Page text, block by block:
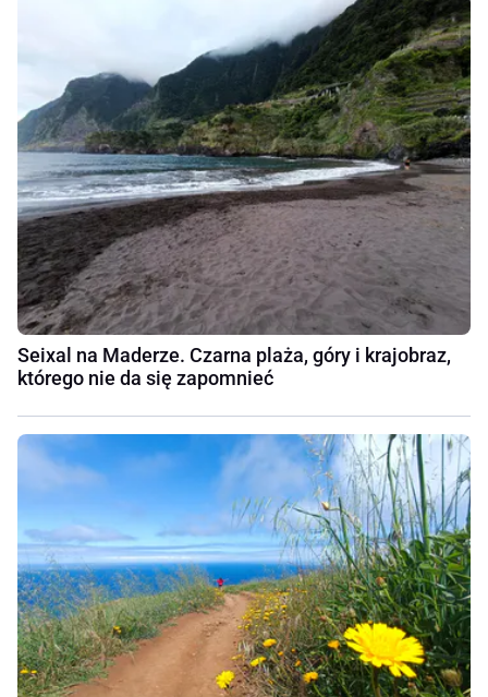
Seixal na Maderze. Czarna plaża, góry i krajobraz,
którego nie da się zapomnieć